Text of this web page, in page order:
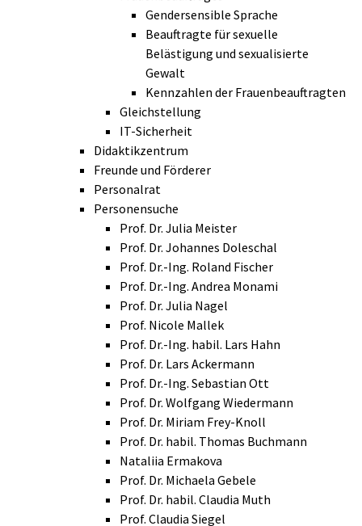
Gendersensible Sprache
Beauftragte für sexuelle
Belästigung und sexualisierte
Gewalt
Kennzahlen der Frauenbeauftragten
Gleichstellung
IT-Sicherheit
Didaktikzentrum
Freunde und Förderer
Personalrat
Personensuche
Prof. Dr. Julia Meister
Prof. Dr. Johannes Doleschal
Prof. Dr.-Ing. Roland Fischer
Prof. Dr.-Ing. Andrea Monami
Prof. Dr. Julia Nagel
Prof. Nicole Mallek
Prof. Dr.-Ing. habil. Lars Hahn
Prof. Dr. Lars Ackermann
Prof. Dr.-Ing. Sebastian Ott
Prof. Dr. Wolfgang Wiedermann
Prof. Dr. Miriam Frey-Knoll
Prof. Dr. habil. Thomas Buchmann
Nataliia Ermakova
Prof. Dr. Michaela Gebele
Prof. Dr. habil. Claudia Muth
Prof. Claudia Siegel